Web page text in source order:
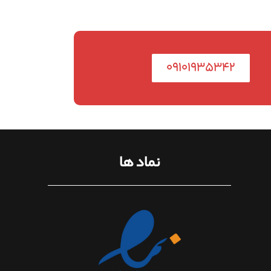
۰۹۱۰۱۹۳۵۳۴۲
نماد ها